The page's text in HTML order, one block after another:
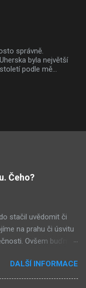
správně.
byla největší
podle mě...
Čeho?
stačil uvědomit či
na prahu či úsvitu
Ovšem buďme
myslím
již historicky
DALŠÍ INFORMACE